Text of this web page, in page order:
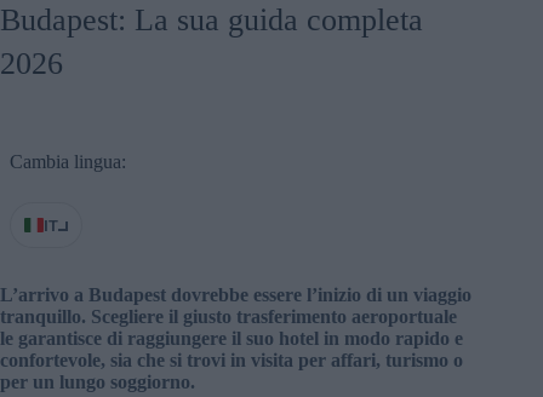
Budapest: La sua guida completa
2026
Cambia lingua:
IT
L’arrivo a Budapest dovrebbe essere l’inizio di un viaggio
tranquillo. Scegliere il giusto trasferimento aeroportuale
le garantisce di raggiungere il suo hotel in modo rapido e
confortevole, sia che si trovi in visita per affari, turismo o
per un lungo soggiorno.